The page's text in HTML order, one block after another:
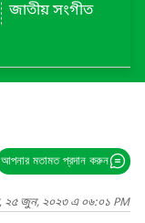
জাতীয় সংগীত
আপনার মতামত প্রদান করুন
২৫ জুন, ২০২৩ এ ০৬:০১ PM